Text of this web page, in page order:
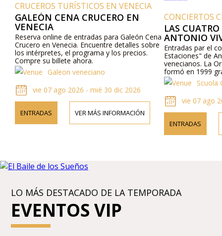
CRUCEROS TURÍSTICOS EN VENECIA
GALEÓN CENA CRUCERO EN
VENECIA
Reserva online de entradas para Galeón Cena
Crucero en Venecia. Encuentre detalles sobre
los intérpretes, el programa y los precios.
Compre su billete ahora.
Galeon veneciano
vie 07 ago 2026 - mié 30 dic 2026
ENTRADAS VER MÁS INFORMACIÓN
CONCIERTOS
LAS
ANTONIO
Entradas par el
Estaciones" de
venecianos. La
formó en 1999
maestros más
de la cultura
Vivaldi "Cuatro
sopranos,
barítonos obras
arias más bellas
Scuola
vie 07 ago
ENTRADAS
LO MÁS DESTACADO DE LA TEMPORADA
EVENTOS VIP